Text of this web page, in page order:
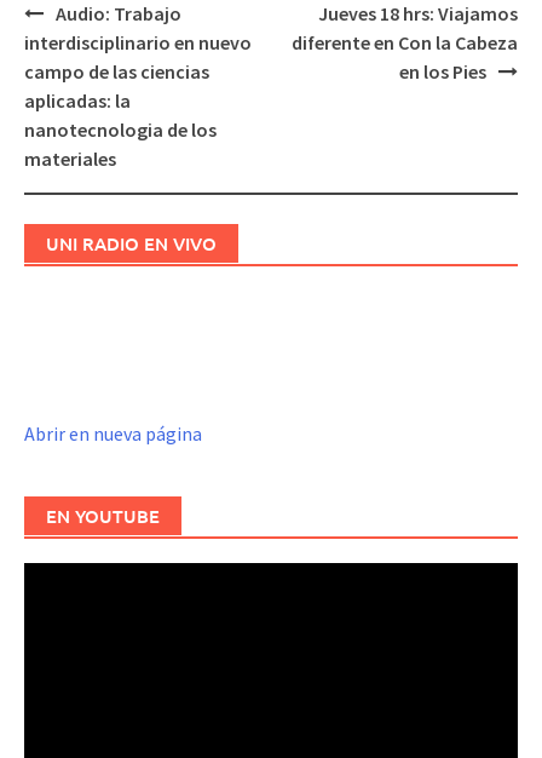
Navegación
de
entradas
Audio: Trabajo
interdisciplinario en nuevo
campo de las ciencias
aplicadas: la
nanotecnologia de los
materiales
Jueves 18 hrs: Viajamos
diferente en Con la Cabeza
en los Pies
UNI RADIO EN VIVO
Abrir en nueva página
EN YOUTUBE